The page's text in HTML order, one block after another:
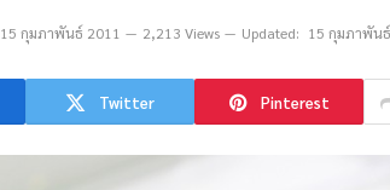
15 กุมภาพันธ์ 2011 2,213 Views Updated: 15 กุมภาพัน
Twitter Pinterest